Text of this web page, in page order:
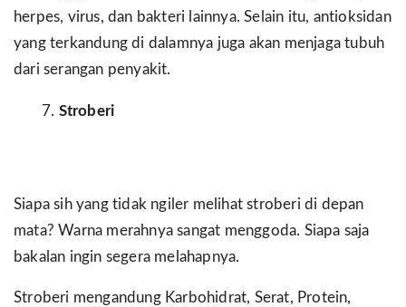
herpes, virus, dan bakteri lainnya. Selain itu, antioksidan
yang terkandung di dalamnya juga akan menjaga tubuh
dari serangan penyakit.
Stroberi
Siapa sih yang tidak ngiler melihat stroberi di depan
mata? Warna merahnya sangat menggoda. Siapa saja
bakalan ingin segera melahapnya.
Stroberi mengandung Karbohidrat, Serat, Protein,